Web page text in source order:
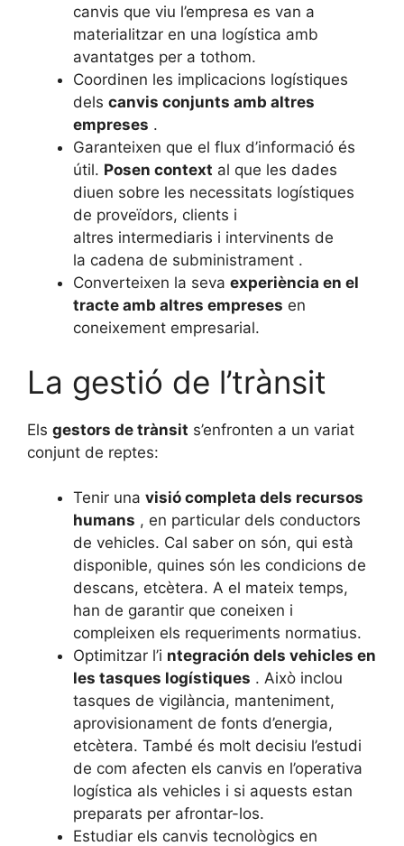
canvis que viu l’empresa es van a
materialitzar en una logística amb
avantatges per a tothom.
Coordinen les implicacions logístiques
dels canvis conjunts amb altres
empreses .
Garanteixen que el flux d’informació és
útil. Posen context al que les dades
diuen sobre les necessitats logístiques
de proveïdors, clients i
altres intermediaris i intervinents de
la cadena de subministrament .
Converteixen la seva experiència en el
tracte amb altres empreses en
coneixement empresarial.
La gestió de l’trànsit
Els gestors de trànsit s’enfronten a un variat
conjunt de reptes:
Tenir una visió completa dels recursos
humans , en particular dels conductors
de vehicles. Cal saber on són, qui està
disponible, quines són les condicions de
descans, etcètera. A el mateix temps,
han de garantir que coneixen i
compleixen els requeriments normatius.
Optimitzar l’i ntegración dels vehicles en
les tasques logístiques . Això inclou
tasques de vigilància, manteniment,
aprovisionament de fonts d’energia,
etcètera. També és molt decisiu l’estudi
de com afecten els canvis en l’operativa
logística als vehicles i si aquests estan
preparats per afrontar-los.
Estudiar els canvis tecnològics en